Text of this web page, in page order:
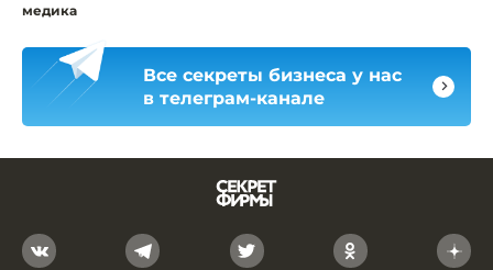
медика
Все секреты бизнеса у нас
в телеграм-канале